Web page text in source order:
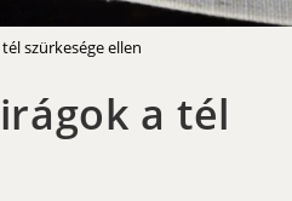
szürkesége ellen
a tél